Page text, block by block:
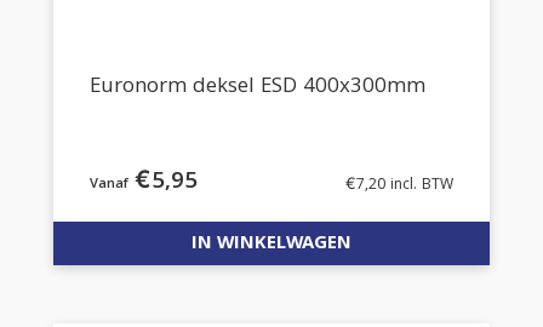
Euronorm deksel ESD 400x300mm
€5,95 €7,20 incl. BTW
IN WINKELWAGEN